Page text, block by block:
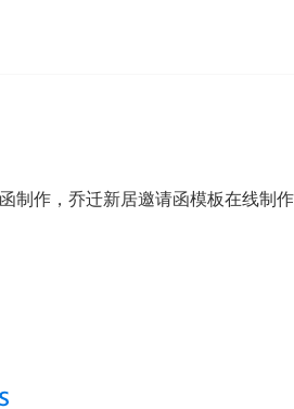
制作，乔迁新居邀请函模板在线制